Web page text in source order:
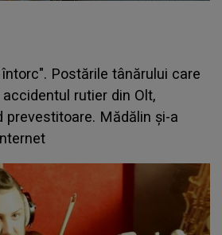
Postările tânărului care
rutier din Olt,
prevestitoare. Mădălin și-a